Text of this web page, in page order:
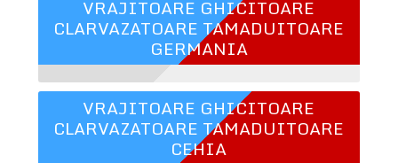
VRAJITOARE GHICITOARE
CLARVAZATOARE TAMADUITOARE
GERMANIA
VRAJITOARE GHICITOARE
CLARVAZATOARE TAMADUITOARE
CEHIA